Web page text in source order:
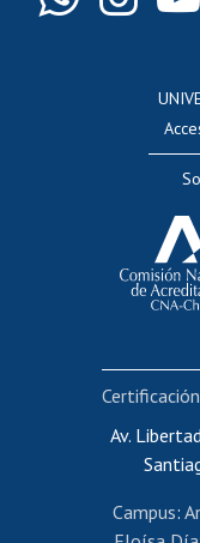
Av.
Campus: